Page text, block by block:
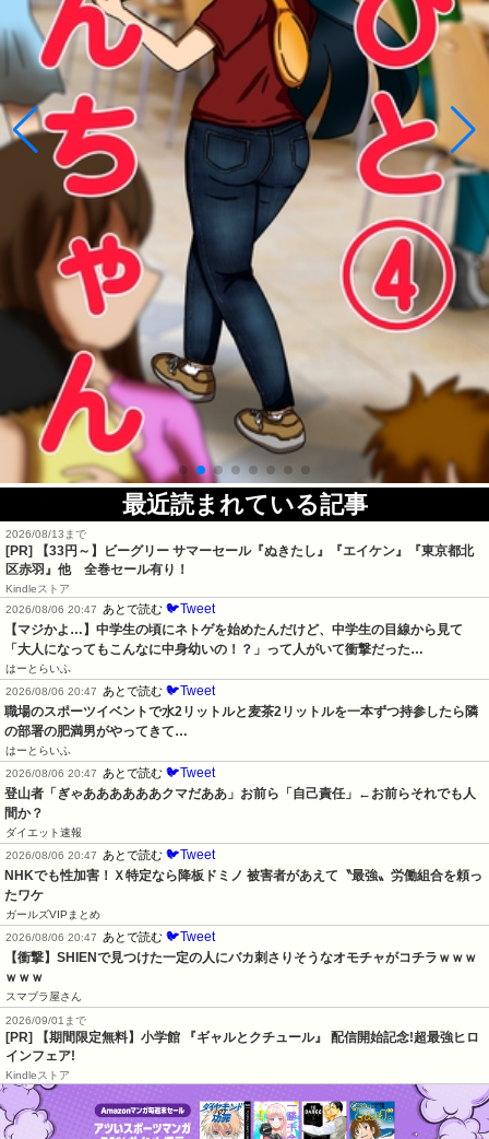
最近読まれている記事
2026/08/13まで
[PR]【33円～】ビーグリー サマーセール『ぬきたし』『エイケン』『東京都北
区赤羽』他 全巻セール有り！
Kindleストア
2026/08/06 20:47 あとで読む 🐦Tweet
【マジかよ…】中学生の頃にネトゲを始めたんだけど、中学生の目線から見て
「大人になってもこんなに中身幼いの！？」って人がいて衝撃だった…
はーとらいふ
2026/08/06 20:47 あとで読む 🐦Tweet
職場のスポーツイベントで水2リットルと麦茶2リットルを一本ずつ持参したら隣
の部署の肥満男がやってきて…
はーとらいふ
2026/08/06 20:47 あとで読む 🐦Tweet
登山者「ぎゃああああああクマだああ」お前ら「自己責任」←お前らそれでも人
間か？
ダイエット速報
2026/08/06 20:47 あとで読む 🐦Tweet
NHKでも性加害！Ｘ特定なら降板ドミノ 被害者があえて〝最強〟労働組合を頼っ
たワケ
ガールズVIPまとめ
2026/08/06 20:47 あとで読む 🐦Tweet
【衝撃】SHIENで見つけた一定の人にバカ刺さりそうなオモチャがコチラｗｗｗ
ｗｗｗ
スマブラ屋さん
2026/09/01まで
[PR] 【期間限定無料】小学館 『ギャルとクチュール』 配信開始記念!超最強ヒロ
インフェア!
Kindleストア